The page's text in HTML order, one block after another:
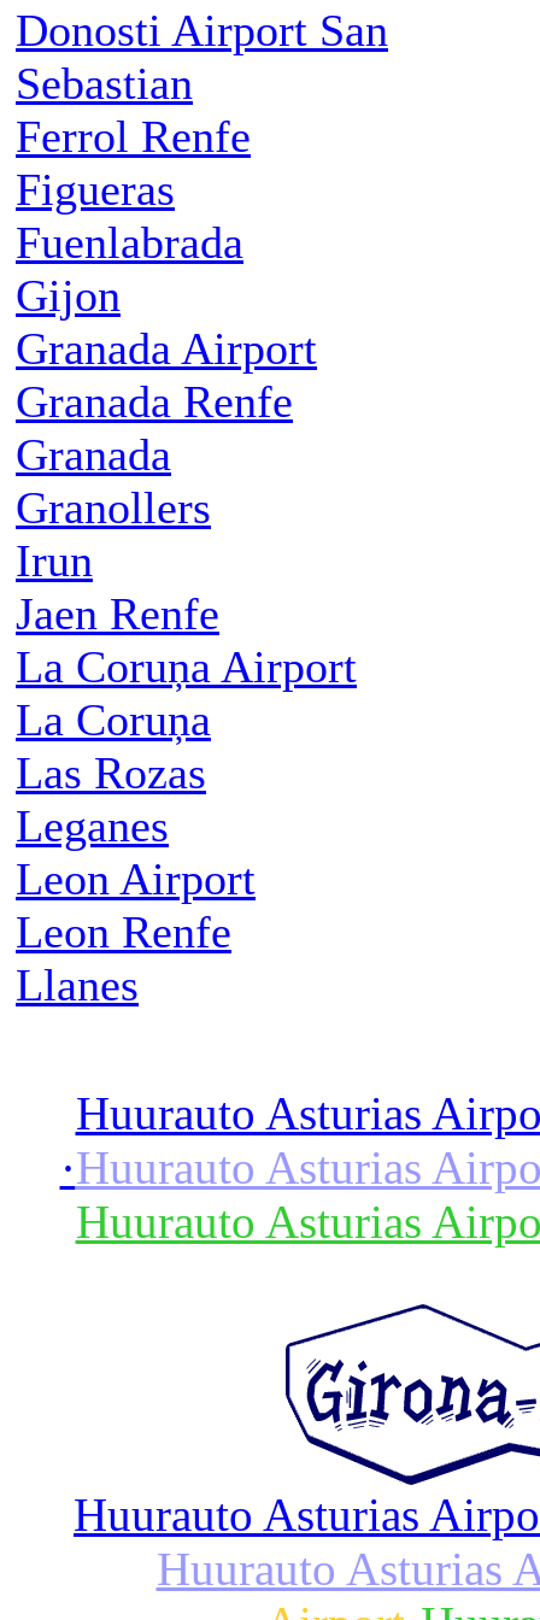
Donosti Airport San
Sebastian
Ferrol Renfe
Figueras
Fuenlabrada
Gijon
Granada Airport
Granada Renfe
Granada
Granollers
Irun
Jaen Renfe
La Coruņa Airport
La Coruņa
Las Rozas
Leganes
Leon Airport
Leon Renfe
Llanes
Huurauto Asturias
·Huurauto Asturias
Huurauto Asturias
Huurauto Asturias
Huurauto Asturias